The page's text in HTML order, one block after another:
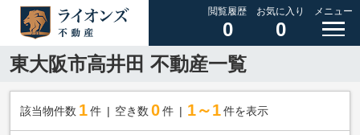
閲覧履歴
0
お気に入り
0
メニュー
東大阪市高井田 不動産一覧
該当物件数 1件 空き数 0 件 1～1 件を表示